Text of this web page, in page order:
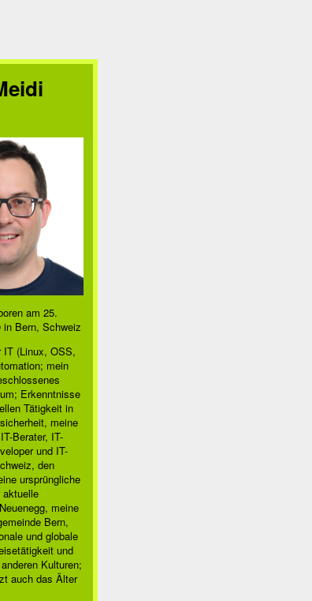
am 25.
in Bern, Schweiz
IT (Linux, OSS,
mein
Erkenntnisse
Tätigkeit in
meine
Berater, IT-
und IT-
den
ursprüngliche
aktuelle
meine
Bern,
und globale
und
Kulturen;
auch das Älter